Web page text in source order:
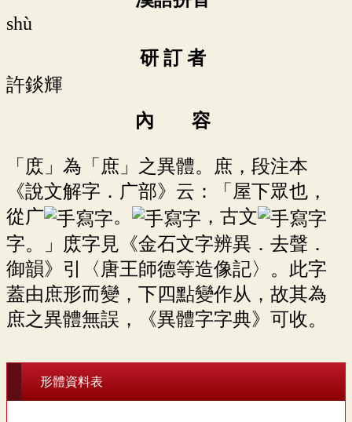
shù
研 訂 者
許錟輝
內 容
「庻」為「庶」之異體。庶，段注本
《說文解字．广部》云：「屋下眾也，
從广
。
，古文
字。」庻字見《金石文字辨異．去聲．
御韻》引〈唐王師德等造像記〉。此字
蓋由庶形而變，下四點變作从，故其為
庶之異體無誤，《異體字字典》可收。
形體資料表